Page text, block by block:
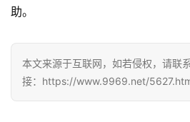
维
助。
本文来源于互联网，如若侵权，请联
接：https://www.9969.net/